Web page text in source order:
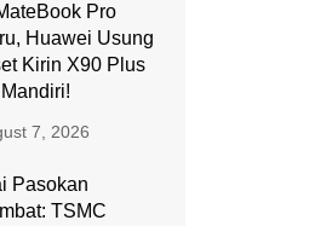
Pro
Huawei Usung
Kirin X90 Plus
7, 2026
Pasokan
TSMC